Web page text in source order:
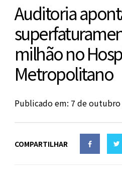
Auditoria
milhão no
Metropolitano
Publicado em: 7 de outubro
COMPARTILHAR